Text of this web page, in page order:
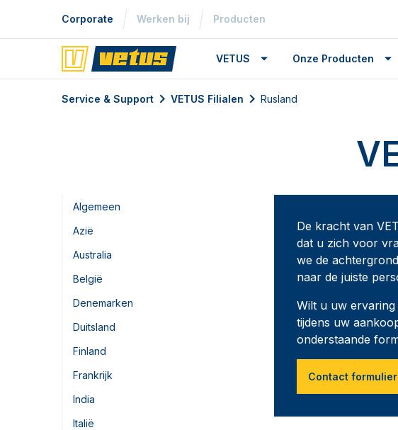
Corporate Werken bij Producten
VETUS Onze Producten
Service & Support VETUS Filialen Rusland
Algemeen
Azië
Australia
België
Denemarken
Duitsland
Finland
Frankrijk
India
Italië
De kracht van
dat u zich voor
we de
naar de juiste
Wilt u uw
tijdens uw
onderstaande
Contact formulier